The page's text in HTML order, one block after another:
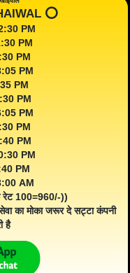
⭕️
PM
PM
PM
PM
PM
PM
PM
PM
PM
PM
PM
AM
100=960/-))
का मोका जरूर दे सट्टा कंपनी
है